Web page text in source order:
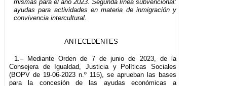
mismas para el año 2023. Segunda línea subvencional:
ayudas para actividades en materia de inmigración y
convivencia intercultural.
ANTECEDENTES
1.– Mediante Orden de 7 de junio de 2023, de la
Consejera de Igualdad, Justicia y Políticas Sociales
(BOPV de 19-06-2023 n.º 115), se aprueban las bases
para la concesión de las ayudas económicas a